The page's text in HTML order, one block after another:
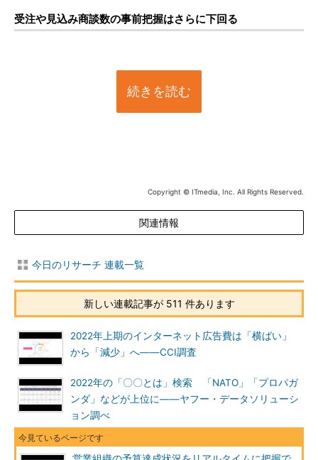
受注や見込み商談数の事前把握はさらに下回る
続きを読む
Copyright © ITmedia, Inc. All Rights Reserved.
関連情報
今日のリサーチ 連載一覧
新しい連載記事が 511 件あります
2022年上期のインターネット広告費は「横ばい」
から「減少」へ――CCI調査
2022年の「〇〇とは」検索 「NATO」「プロパガ
ンダ」などが上位に――ヤフー・データソリューシ
ョン調べ